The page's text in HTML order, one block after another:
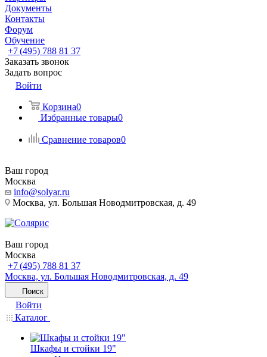
Документы
Контакты
Форум
Обучение
+7 (495) 788 81 37
Заказать звонок
Задать вопрос
Войти
Корзина0
Избранные товары0
Сравнение товаров0
Ваш город
Москва
info@solyar.ru
Москва, ул. Большая Новодмитровская, д. 49
Ваш город
Москва
+7 (495) 788 81 37
Москва, ул. Большая Новодмитровская, д. 49
Поиск
Войти
Каталог
Шкафы и стойки 19"